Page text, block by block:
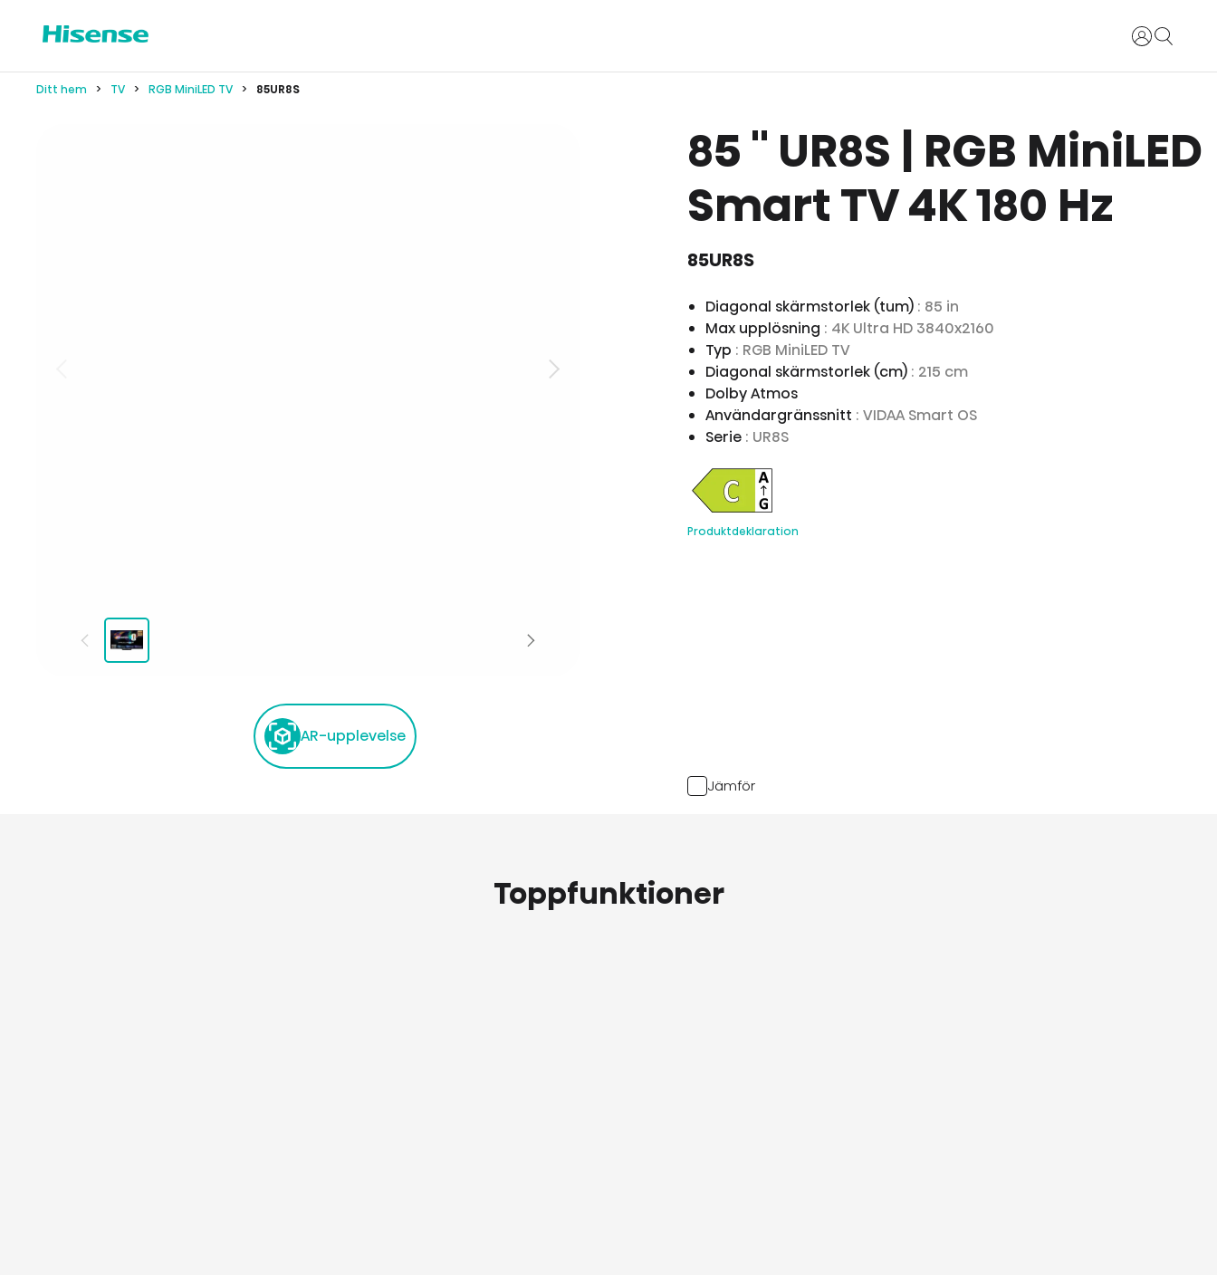
Logga in
Ditt hem TV RGB MiniLED TV 85UR8S
AR-upplevelse
85 '' UR8S | RGB MiniLED
Smart TV 4K 180 Hz
85UR8S
Diagonal skärmstorlek (tum) : 85 in
Max upplösning : 4K Ultra HD 3840x2160
Typ : RGB MiniLED TV
Diagonal skärmstorlek (cm) : 215 cm
Dolby Atmos
Användargränssnitt : VIDAA Smart OS
Serie : UR8S
Produktdeklaration
Jämför
Toppfunktioner